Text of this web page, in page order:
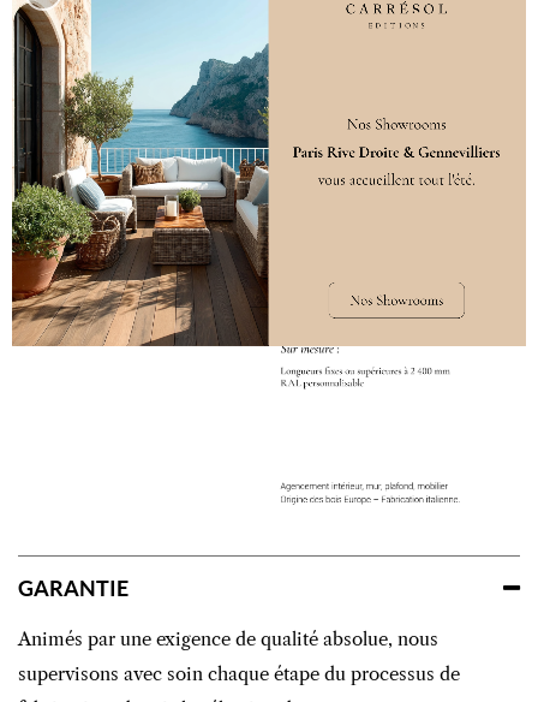
GARANTIE
Animés par une exigence de qualité absolue, nous
supervisons avec soin chaque étape du processus de